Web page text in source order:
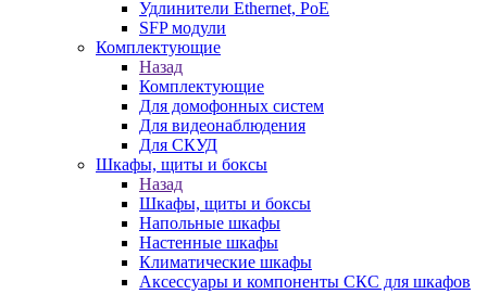
Удлинители Ethernet, PoE
SFP модули
Комплектующие
Назад
Комплектующие
Для домофонных систем
Для видеонаблюдения
Для СКУД
Шкафы, щиты и боксы
Назад
Шкафы, щиты и боксы
Напольные шкафы
Настенные шкафы
Климатические шкафы
Аксессуары и компоненты СКС для шкафов